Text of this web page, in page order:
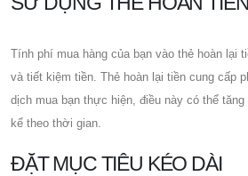
Tính phí mua hàng của bạn vào thẻ hoàn lại
và tiết kiệm tiền. Thẻ hoàn lại tiền cung cấp
dịch mua bạn thực hiện, điều này có thể
kể theo thời gian.
ĐẶT MỤC TIÊU KÉO DÀI